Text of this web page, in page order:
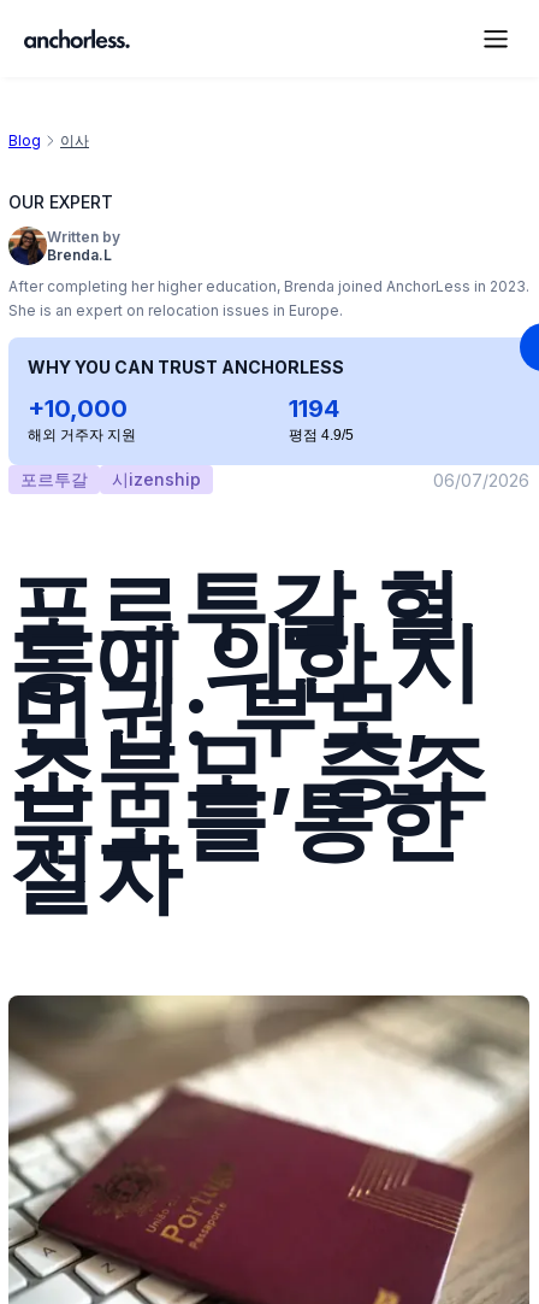
Blog 이사
OUR EXPERT
Written by
Brenda.L
After completing her higher education, Brenda joined AnchorLess in 2023.
She is an expert on relocation issues in Europe.
WHY YOU CAN TRUST ANCHORLESS
+10,000
해외 거주자 지원
1194
평점 4.9/5
포르투갈 시izenship 06/07/2026
포르투갈 혈
통에 의한 시
민권: 부모,
조부모, 증조
부모를 통한
절차